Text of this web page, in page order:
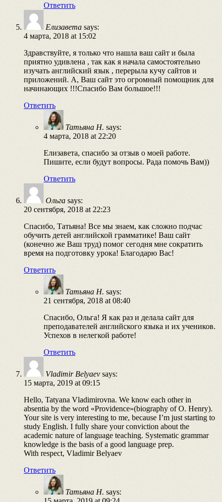
Ответить
Елизавета says:
4 марта, 2018 at 15:02
Здравствуйте, я только что нашла ваш сайт и была
приятно удивлена , так как я начала самостоятельно
изучать английский язык , перерыла кучу сайтов и
приложений. А, Ваш сайт это огромный помощник для
начинающих !!!Спасибо Вам большое!!!
Ответить
Татьяна Н. says:
4 марта, 2018 at 22:20
Елизавета, спасибо за отзыв о моей работе.
Пишите, если будут вопросы. Рада помочь Вам))
Ответить
Ольга says:
20 сентября, 2018 at 22:23
Спасибо, Татьяна! Все мы знаем, как сложно подчас
обучить детей английской грамматике! Ваш сайт
(конечно же Ваш труд) помог сегодня мне сократить
время на подготовку урока! Благодарю Вас!
Ответить
Татьяна Н. says:
21 сентября, 2018 at 08:40
Спасибо, Ольга! Я как раз и делала сайт для
преподавателей английского языка и их учеников.
Успехов в нелегкой работе!
Ответить
Vladimir Belyaev says:
15 марта, 2019 at 09:15
Hello, Tatyana Vladimirovna. We know each other in
absentia by the word «Providence»(biography of O. Henry).
Your site is very interesting to me, because I’m just starting to
study English. I fully share your conviction about the
academic nature of language teaching. Systematic grammar
knowledge is the basis of a good language prep.
With respect, Vladimir Belyaev
Ответить
Татьяна Н. says: